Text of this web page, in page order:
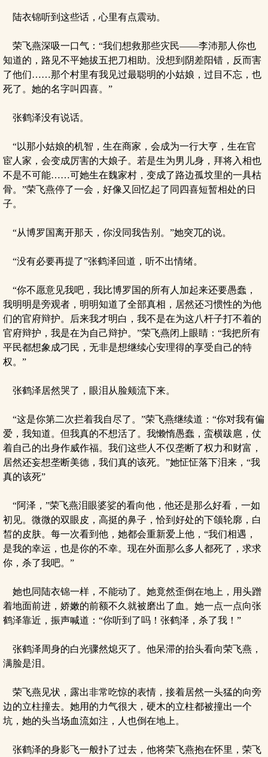
陆衣锦听到这些话，心里有点震动。
荣飞燕深吸一口气：“我们想救那些灾民——李沛那人你也
知道的，路见不平她拔五把刀相助。没想到阴差阳错，反而害
了他们……那个村里有我见过最聪明的小姑娘，过目不忘，也
死了。她的名字叫四喜。”
张鹤泽没有说话。
“以那小姑娘的机智，生在商家，会成为一行大亨，生在官
宦人家，会变成厉害的大娘子。若是生为男儿身，拜将入相也
不是不可能……可她生在魏家村，变成了路边孤坟里的一具枯
骨。”荣飞燕停了一会，好像又回忆起了同四喜短暂相处的日
子。
“从博罗国离开那天，你没同我告别。”她突兀的说。
“没有必要再提了”张鹤泽回道，听不出情绪。
“你不愿意见我吧，我比博罗国的所有人加起来还要愚蠢，
我明明是旁观者，明明知道了全部真相，居然还习惯性的为他
们的官府辩护。后来我才明白，我不是在为这八杆子打不着的
官府辩护，我是在为自己辩护。”荣飞燕闭上眼睛：“我把所有
平民都想象成刁民，无非是想继续心安理得的享受自己的特
权。”
张鹤泽居然哭了，眼泪从脸颊流下来。
“这是你第二次拦着我自尽了。”荣飞燕继续道：“你对我有偏
爱，我知道。但我真的不想活了。我懒惰愚蠢，蛮横跋扈，仗
着自己的出身作威作福。我们这些人不仅垄断了权力和财富，
居然还妄想垄断美德，我们真的该死。”她怔怔落下泪来，“我
真的该死”
“阿泽，”荣飞燕泪眼婆娑的看向他，他还是那么好看，一如
初见。微微的双眼皮，高挺的鼻子，恰到好处的下颌轮廓，白
皙的皮肤。每一次看到他，她都会重新爱上他，“我们相遇，
是我的幸运，也是你的不幸。现在外面那么多人都死了，求求
你，杀了我吧。”
她也同陆衣锦一样，不能动了。她竟然歪倒在地上，用头蹭
着地面前进，娇嫩的前额不久就被磨出了血。她一点一点向张
鹤泽靠近，振声喊道：“你听到了吗！张鹤泽，杀了我！”
张鹤泽周身的白光骤然熄灭了。他呆滞的抬头看向荣飞燕，
满脸是泪。
荣飞燕见状，露出非常吃惊的表情，接着居然一头猛的向旁
边的立柱撞去。她用的力气很大，硬木的立柱都被撞出一个
坑，她的头当场血流如注，人也倒在地上。
张鹤泽的身影飞一般扑了过去，他将荣飞燕抱在怀里，荣飞